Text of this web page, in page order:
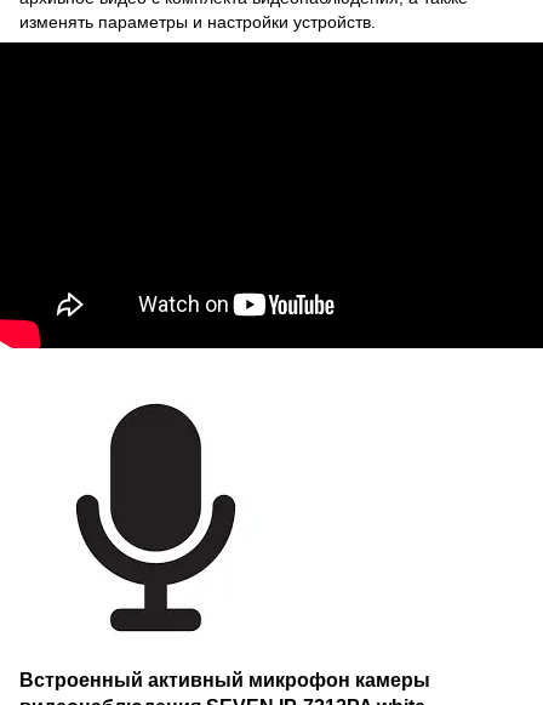
изменять параметры и настройки устройств.
Встроенный активный микрофон камеры